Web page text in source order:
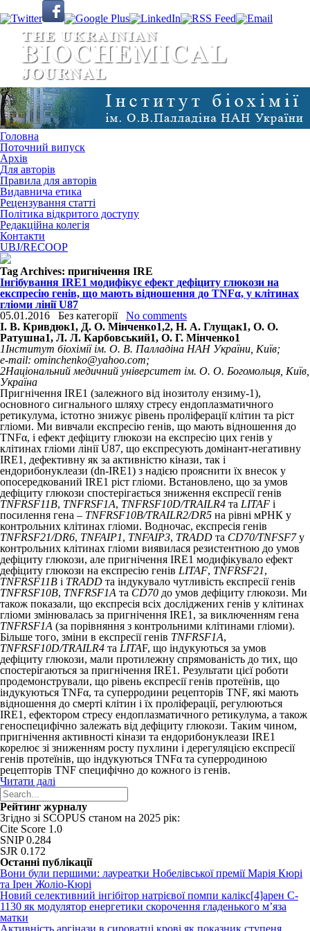
Головна
Поточний випуск
Архів
Для авторів
Правила для авторів
Видавнича етика
Рецензування статті
Політика відкритого доступу
Редакційна колегія
Контакти
UBJ/RECOOP
Tag Archives: пригнічення IRE
Інгібування IRE1 модифікує ефект дефіциту глюкози на
експресію генів, що мають відношення до TNFα, у клітинах
гліоми лінії U87
05.01.2016
Без категорії
No comments
I. В. Кривдюк1, Д. O. Мінченко1,2, Н. А. Глущак1, O. О.
Ратушна1, Л. Л. Карбовський1, O. Г. Мінченко1
1Інститут біохімії ім. О. В. Палладіна НАН України, Київ;
e-mail: ominchenko@yahoo.com;
2Національний медичний університет ім. О. О. Богомольця, Київ,
Україна
Пригнічення IRE1 (залежного від інозитолу ензиму-1),
основного сигнального шляху стресу ендоплазматичного
ретикулума, істотно знижує рівень проліферації клітин та ріст
гліоми. Ми вивчали експресію генів, що мають відношення до
TNFα, і ефект дефіциту глюкози на експресію цих генів у
клітинах гліоми лінії U87, що експресують домінант-негативну
IRE1, дефективну як за активністю кінази, так і
ендорибонуклеази (dn-IRE1) з надією прояснити їх внесок у
опосередкований IRE1 ріст гліоми. Встановлено, що за умов
дефіциту глюкози спостерігається зниження експресії генів
TNFRSF11B, TNFRSF1A, TNFRSF10D/TRAILR4 та LITAF і
посилення гена – TNFRSF10B/TRAILR2/DR5 на рівні мРНК у
контрольних клітинах гліоми. Водночас, експресія генів
TNFRSF21/DR6, TNFAIP1, TNFAIP3, TRADD та CD70/TNFSF7у
контрольних клітинах гліоми виявилася резистентною до умов
дефіциту глюкози, але пригнічення IRE1 модифікувало ефект
дефіциту глюкози на експресію генів LITAF, TNFRSF21,
TNFRSF11B і TRADD та індукувало чутливість експресії генів
TNFRSF10B, TNFRSF1A та CD70 до умов дефіциту глюкози. Ми
також показали, що експресія всіх досліджених генів у клітинах
гліоми змінювалась за пригнічення IRE1, за виключенням гена
TNFRSF1A (за порівняння з контрольними клітинами гліоми).
Більше того, зміни в експресії генів TNFRSF1A,
TNFRSF10D/TRAILR4 та LITAF, що індукуються за умов
дефіциту глюкози, мали протилежну спрямованість до тих, що
спостерігаються за пригнічення IRE1. Результати цієї роботи
продемонстрували, що рівень експресії генів протеїнів, що
індукуються TNFα, та суперродини рецепторів TNF, які мають
відношення до смерті клітин і їх проліферації, регулюються
IRE1, ефектором стресу ендоплазматичного ретикулума, а також
геноспецифічно залежать від дефіциту глюкози. Таким чином,
пригнічення активності кінази та ендорибонуклеази IRE1
корелює зі зниженням росту пухлини і дерегуляцією експресії
генів протеїнів, що індукуються TNFα та суперродиною
рецепторів TNF специфічно до кожного із генів.
Читати далі
Рейтинг журналу
Згідно зі SCOPUS станом на 2025 рік:
Cite Score 1.0
SNIP 0.284
SJR 0.172
Останні публікації
Вони були першими: лауреатки Нобелівської премії Марія Кюрі
та Ірен Жоліо-Кюрі
Новий cелективний інгібітор натрієвої помпи калікс[4]арен C-
1130 як модулятор енергетики скорочення гладенького м’яза
матки
Активність аргінази в сироватці крові як показник ступеня